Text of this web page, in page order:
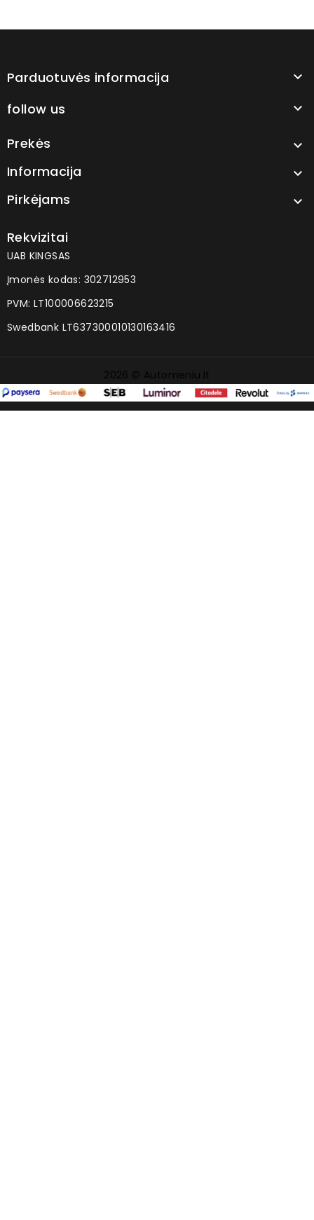
Parduotuvės informacija 
follow us 
Prekės 
Informacija 
Pirkėjams 
Rekvizitai
UAB KINGSAS
Įmonės kodas: 302712953
PVM: LT100006623215
Swedbank LT637300010130163416
2026 © Automeniu.lt